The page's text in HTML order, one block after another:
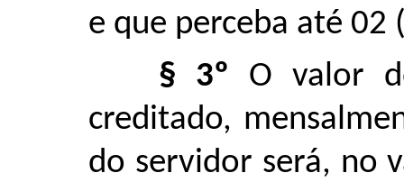
e que perceba até 02
§ 3º O valor
creditado,
do servidor será, no